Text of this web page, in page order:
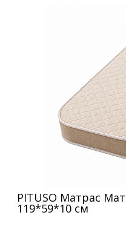
PITUSO Матрас
119*59*10 см